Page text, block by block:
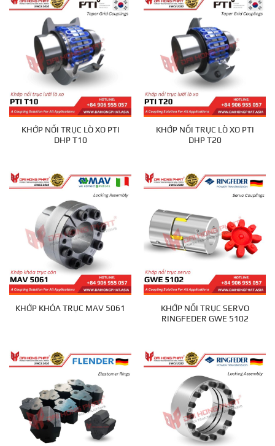
KHỚP NỐI TRỤC LÒ XO PTI
DHP T10
KHỚP NỐI TRỤC LÒ XO PTI
DHP T20
KHỚP KHÓA TRỤC MAV 5061
KHỚP NỐI TRỤC SERVO
RINGFEDER GWE 5102